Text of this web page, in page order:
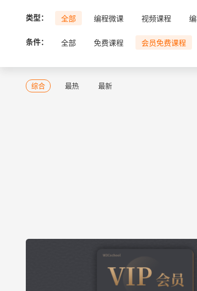
工具 Android uni-app
类型： 全部 编程微课 视频课程
条件： 全部 免费课程 会员免费课程
综合 最热 最新